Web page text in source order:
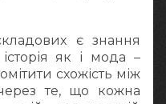
є знання
історія як і мода –
схожість між
те, що кожна